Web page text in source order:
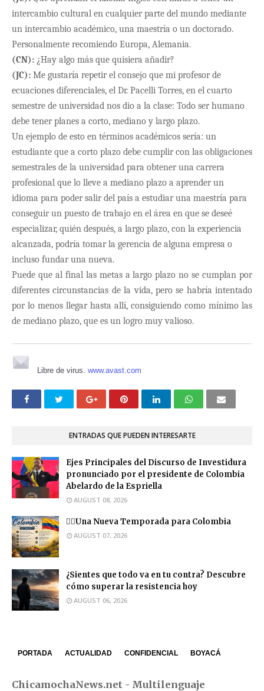
intercambio cultural en cualquier parte del mundo mediante
un intercambio académico, una maestría o un doctorado.
Personalmente recomiendo Europa, Alemania.
(CN): ¿Hay algo más que quisiera añadir?
(JC): Me gustaría repetir el consejo que mi profesor de
ecuaciones diferenciales, el Dr. Pacelli Torres, en el cuarto
semestre de universidad nos dio a la clase: Todo ser humano
debe tener planes a corto, mediano y largo plazo.
Un ejemplo de esto en términos académicos sería: un
estudiante que a corto plazo debe cumplir con las obligaciones
semestrales de la universidad para obtener una carrera
profesional que lo lleve a mediano plazo a aprender un
idioma para poder salir del país a estudiar una maestría para
conseguir un puesto de trabajo en el área en que se deseé
especializar, quién después, a largo plazo, con la experiencia
alcanzada, podría tomar la gerencia de alguna empresa o
incluso fundar una nueva.
Puede que al final las metas a largo plazo no se cumplan por
diferentes circunstancias de la vida, pero se habría intentado
por lo menos llegar hasta allí, consiguiendo como mínimo las
de mediano plazo, que es un logro muy valioso.
Libre de virus. www.avast.com
ENTRADAS QUE PUEDEN INTERESARTE
Ejes Principales del Discurso de Investidura
pronunciado por el presidente de Colombia
Abelardo de la Espriella
AUGUST 08, 2026
❤️‍🔥Una Nueva Temporada para Colombia
AUGUST 07, 2026
¿Sientes que todo va en tu contra? Descubre
cómo superar la resistencia hoy
AUGUST 06, 2026
PORTADA ACTUALIDAD CONFIDENCIAL BOYACÁ
ChicamochaNews.net - Multilenguaje